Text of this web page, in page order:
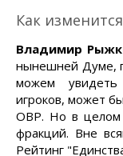
Как
Владимир
нынешней Думе,
можем увидеть
игроков, может
ОВР. Но в целом
фракций. Вне
Рейтинг